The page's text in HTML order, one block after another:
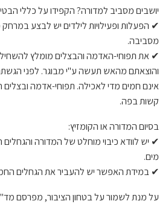
יושבים מסביב למדורה? הקפידו על כללי
✔ הפעלות ופעילויות לילדים יש לבצע
מסביבה.
✔ את תפוחי-האדמה והבצלים מומלץ
והוצאתם מהאש תעשה ע"י מבוגר. לפני
אינם חמים מדי לאכילה. תפוחי-אדמה ובצלים
קשות בפה.
בסיום המדורה או הקומזיץ:
✔ יש לוודא כיבוי מוחלט של המדורה
מים.
✔ במידת האפשר יש להעביר את הגחלים
על מנת לשמור על בטחון הציבור, מפרסם